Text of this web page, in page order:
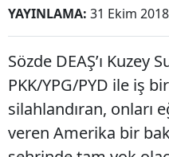
YAYINLAMA: 31 Ekim
Sözde DEAŞ’ı Kuzey
PKK/YPG/PYD ile iş
silahlandıran, onları
veren Amerika bir